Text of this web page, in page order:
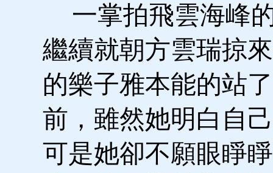
一掌拍飛雲海峰
繼續就朝方雲瑞掠
的樂子雅本能的站
前，雖然她明白自
可是她卻不願眼睜